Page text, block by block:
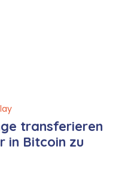
transferieren
in Bitcoin zu